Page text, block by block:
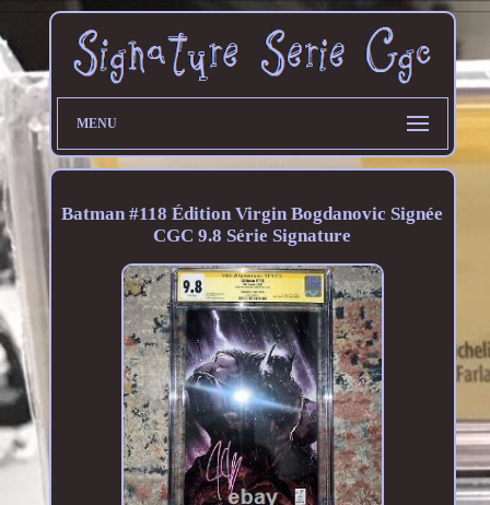
MENU
Batman #118 Édition Virgin Bogdanovic Signée
CGC 9.8 Série Signature